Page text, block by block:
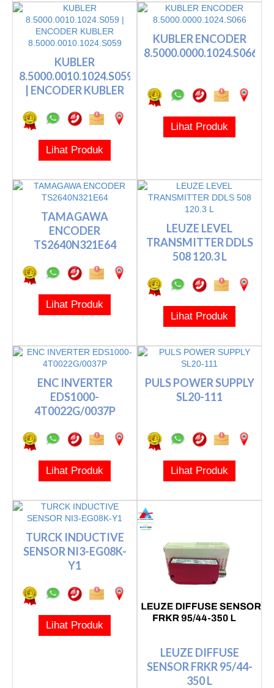
KUBLER
8.5000.0010.1024.S059
| ENCODER KUBLER
Lihat Produk
KUBLER ENCODER
8.5000.0000.1024.S066
Lihat Produk
TAMAGAWA
ENCODER
TS2640N321E64
Lihat Produk
LEUZE LEVEL
TRANSMITTER DDLS
508 120.3 L
Lihat Produk
ENC INVERTER
EDS1000-
4T0022G/0037P
Lihat Produk
PULS POWER SUPPLY
SL20-111
Lihat Produk
TURCK INDUCTIVE
SENSOR NI3-EG08K-
Y1
Lihat Produk
LEUZE DIFFUSE
SENSOR FRKR 95/44-
350 L